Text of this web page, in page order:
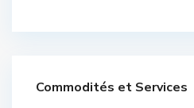
Commodités et Services